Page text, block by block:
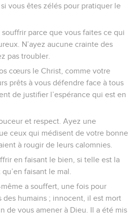
vous êtes zélés pour pratiquer le
souffrir parce que vous faites ce qui
N’ayez aucune crainte des
pas troubler.
cœurs le Christ, comme votre
prêts à vous défendre face à tous
de justifier l’espérance qui est en
et respect. Ayez une
ceux qui médisent de votre bonne
à rougir de leurs calomnies.
en faisant le bien, si telle est la
faisant le mal.
a souffert, une fois pour
des humains ; innocent, il est mort
de vous amener à Dieu. Il a été mis